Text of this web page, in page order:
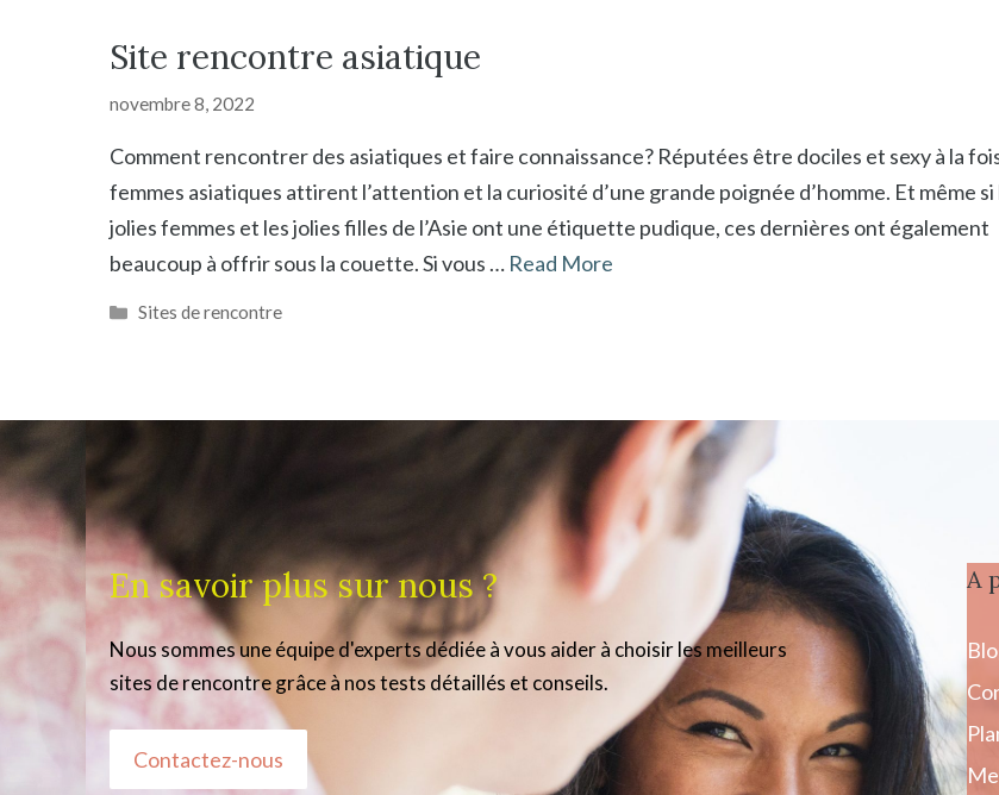
Site rencontre asiatique
novembre 8, 2022
Comment rencontrer des asiatiques et faire connaissance? Réputées être dociles et sexy à la
femmes asiatiques attirent l’attention et la curiosité d’une grande poignée d’homme. Et même si
jolies femmes et les jolies filles de l’Asie ont une étiquette pudique, ces dernières ont également
beaucoup à offrir sous la couette. Si vous … Read More
Catégories
Sites de rencontre
En savoir plus sur nous ?
Nous sommes une équipe d'experts dédiée à vous aider à choisir les meilleurs
sites de rencontre grâce à nos tests détaillés et conseils.
Contactez-nous
A